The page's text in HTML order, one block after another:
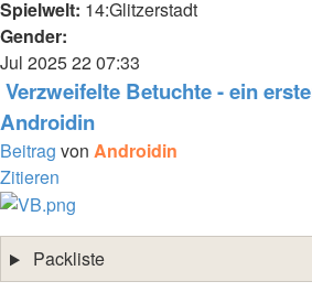
Spielwelt: 14:Glitzerstadt
Gender:
Jul 20252207:33
Verzweifelte Betuchte - ein
Androidin
Beitrag von Androidin
Zitieren
Packliste